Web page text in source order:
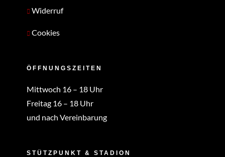
Widerruf
Cookies
ÖFFNUNGSZEITEN
Mittwoch 16 – 18 Uhr
Freitag 16 – 18 Uhr
und nach Vereinbarung
STÜTZPUNKT & STADION